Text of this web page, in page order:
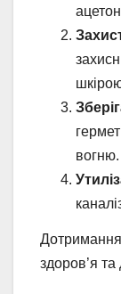
вогню.
здоров’я та